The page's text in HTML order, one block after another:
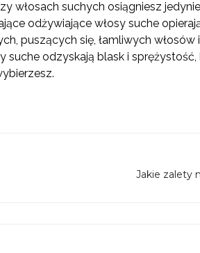
włosach suchych osiągniesz
odżywiające włosy suche
puszących się, łamliwych
suche odzyskają blask i
Jakie zalety